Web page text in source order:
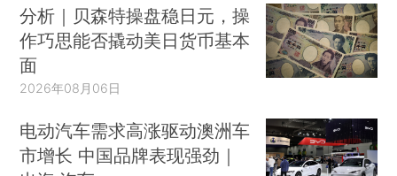
分析｜贝森特操盘稳日元，操
作巧思能否撬动美日货币基本
面
2026年08月06日
电动汽车需求高涨驱动澳洲车
市增长 中国品牌表现强劲｜